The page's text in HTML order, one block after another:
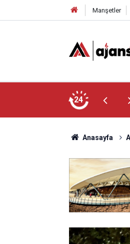
Manşetler
24
Anasayfa